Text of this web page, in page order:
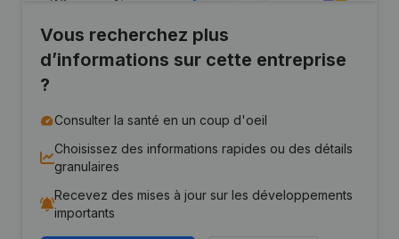
Vous recherchez plus
d’informations sur cette entreprise
?
Consulter la santé en un coup d'oeil
Choisissez des informations rapides ou des détails
granulaires
Recevez des mises à jour sur les développements
importants